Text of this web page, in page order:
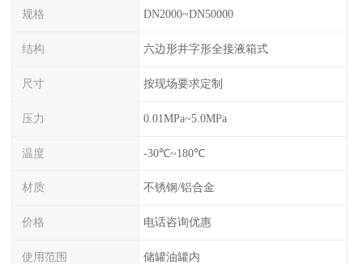
规格 DN2000~DN50000
结构 六边形井字形全接液箱式
尺寸 按现场要求定制
压力 0.01MPa~5.0MPa
温度 -30℃~180℃
材质 不锈钢/铝合金
价格 电话咨询优惠
使用范围 储罐油罐内